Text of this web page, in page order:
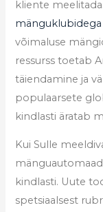
kliente
võimaluse
ressurss toetab
täiendamine ja
populaarsete
kindlasti äratab
Kui Sulle
kindlasti. Uute
spetsiaalsest